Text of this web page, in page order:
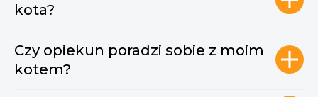
kota?
Czy opiekun poradzi sobie z moim
kotem?